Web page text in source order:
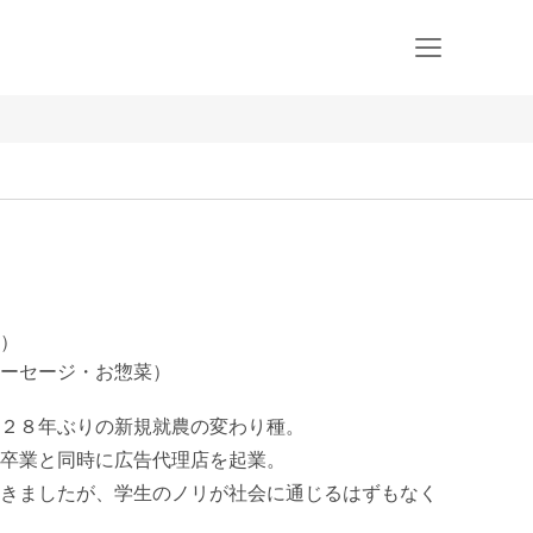
セージ・お惣菜）
８年ぶりの新規就農の変わり種。
業と同時に広告代理店を起業。
ましたが、学生のノリが社会に通じるはずもなく